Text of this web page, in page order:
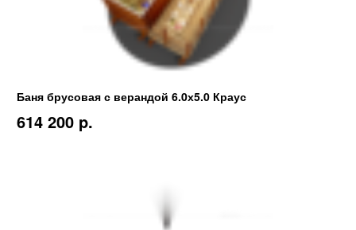
Баня брусовая с верандой 6.0х5.0 Краус
614 200 p.